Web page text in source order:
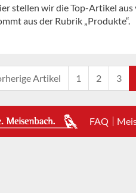
stellen wir die Top-Artikel
aus der Rubrik „Produkte“.
Artikel 1 2 3
FAQ